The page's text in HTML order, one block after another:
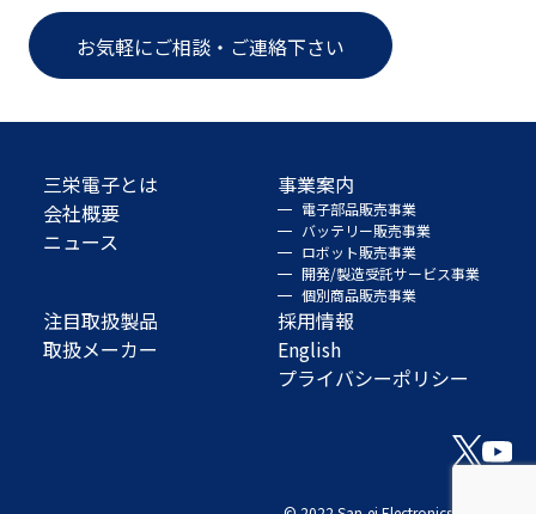
お気軽にご相談・ご連絡下さい
三栄電子とは
会社概要
ニュース
事業案内
電子部品販売事業
バッテリー販売事業
ロボット販売事業
開発/製造受託サービス事業
個別商品販売事業
注目取扱製品
取扱メーカー
採用情報
English
プライバシーポリシー